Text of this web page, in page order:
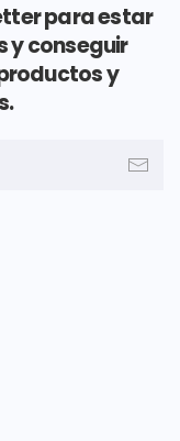
para estar
y conseguir
y